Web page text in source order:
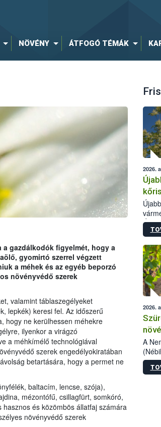
NÖVÉNY ÁTFOGÓ TÉMÁK
a gazdálkodók figyelmét, hogy a
gyomirtó szerrel végzett
a méhek és az egyéb beporzó
növényvédő szerek
valamint táblaszegélyeket
lepkék) keresi fel. Az időszerű
hogy ne kerülhessen méhekre
ilyenkor a virágzó
a méhkímélő technológiával
szerek engedélyokiratában
betartására, hogy a permet ne
baltacím, lencse, szója),
mézontófű, csillagfürt, somkóró,
és közömbös állatfaj számára
növényvédő szerek
2026.
2026.
A